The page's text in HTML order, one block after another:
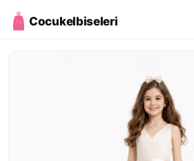
Cocukelbiseleri